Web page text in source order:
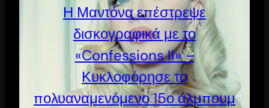
Η Μαντόνα επέστρεψε
δισκογραφικά με το
«Confessions II» –
Κυκλοφόρησε το
πολυαναμενόμενο 15ο άλμπουμ